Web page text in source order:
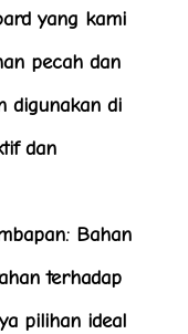
yang kami
pecah dan
digunakan di
dan
: Bahan
terhadap
pilihan ideal